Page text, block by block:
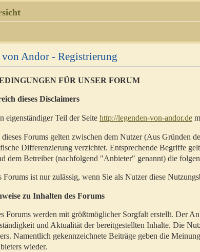
von Andor - Registrierung
FÜR UNSER FORUM
dieses Disclaimers
eigenständiger Teil der Seite http://legenden-von-andor.de
Forums gelten zwischen dem Nutzer (Aus Gründen
Differenzierung verzichtet. Entsprechende Begriffe
dem Betreiber (nachfolgend "Anbieter" genannt) die
ist nur zulässig, wenn Sie als Nutzer diese
zu Inhalten des Forums
Forums werden mit größtmöglicher Sorgfalt erstellt. Der
und Aktualität der bereitgestellten Inhalte. Die
Namentlich gekennzeichnete Beiträge geben die
wieder.